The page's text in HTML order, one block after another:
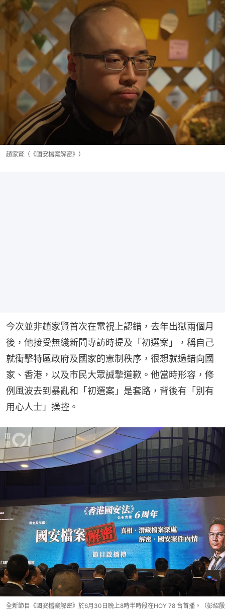
趙家賢（《國安檔案解密》）
今次並非趙家賢首次在電視上認錯，去年出獄兩個月
後，他接受無綫新聞專訪時提及「初選案」，稱自己
就衝擊特區政府及國家的憲制秩序，很想就過錯向國
家、香港，以及市民大眾誠摯道歉。他當時形容，修
例風波去到暴亂和「初選案」是套路，背後有「別有
用心人士」操控。
全新節目《國安檔案解密》於6月30日晚上8時半時段在HOY 78 台首播。（彭紹殷